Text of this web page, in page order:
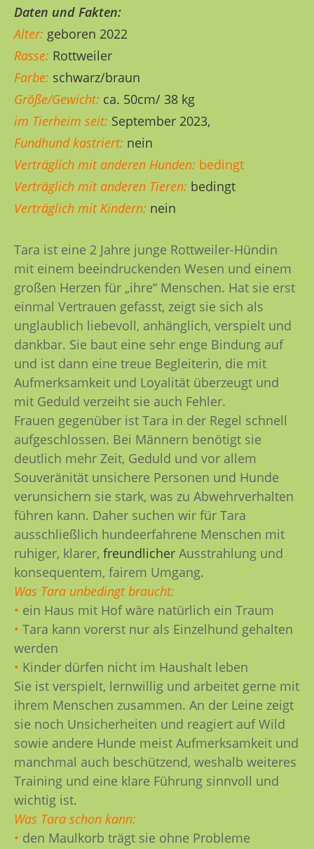
Daten und Fakten:
Alter: geboren 2022
Rasse: Rottweiler
Farbe: schwarz/braun
Größe/Gewicht: ca. 50cm/ 38 kg
im Tierheim seit: September 2023,
Fundhund kastriert: nein
Verträglich mit anderen Hunden: bedingt
Verträglich mit anderen Tieren: bedingt
Verträglich mit Kindern: nein
Tara ist eine 2 Jahre junge Rottweiler-Hündin
mit einem beeindruckenden Wesen und einem
großen Herzen für „ihre“ Menschen. Hat sie erst
einmal Vertrauen gefasst, zeigt sie sich als
unglaublich liebevoll, anhänglich, verspielt und
dankbar. Sie baut eine sehr enge Bindung auf
und ist dann eine treue Begleiterin, die mit
Aufmerksamkeit und Loyalität überzeugt und
mit Geduld verzeiht sie auch Fehler.
Frauen gegenüber ist Tara in der Regel schnell
aufgeschlossen. Bei Männern benötigt sie
deutlich mehr Zeit, Geduld und vor allem
Souveränität unsichere Personen und Hunde
verunsichern sie stark, was zu Abwehrverhalten
führen kann. Daher suchen wir für Tara
ausschließlich hundeerfahrene Menschen mit
ruhiger, klarer, freundlicher Ausstrahlung und
konsequentem, fairem Umgang.
Was Tara unbedingt braucht:
• ein Haus mit Hof wäre natürlich ein Traum
• Tara kann vorerst nur als Einzelhund gehalten
werden
• Kinder dürfen nicht im Haushalt leben
Sie ist verspielt, lernwillig und arbeitet gerne mit
ihrem Menschen zusammen. An der Leine zeigt
sie noch Unsicherheiten und reagiert auf Wild
sowie andere Hunde meist Aufmerksamkeit und
manchmal auch beschützend, weshalb weiteres
Training und eine klare Führung sinnvoll und
wichtig ist.
Was Tara schon kann:
• den Maulkorb trägt sie ohne Probleme